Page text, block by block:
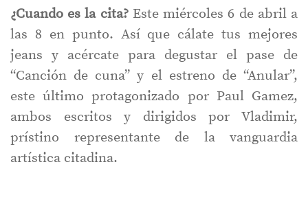
¿Cuando es la cita?Este miércoles 6 de abril a
las 8 en punto. Así que cálate tus mejores
jeans y acércate para degustar el pase de
“Canción de cuna” y el estreno de “Anular”,
este último protagonizado por Paul Gamez,
ambos escritos y dirigidos por Vladimir,
prístino representante de la vanguardia
artística citadina.